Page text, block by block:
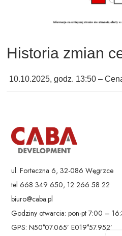
Historia zmian
10.10.2025, godz. 13:50 –
ul. Forteczna 6, 32-086 Węgrzce
tel 668 349 650, 12 266 58 22
biuro@caba.pl
Godziny otwarcia: pon-pt 7:00 –
GPS: N50°07.065’ E019°57.952’